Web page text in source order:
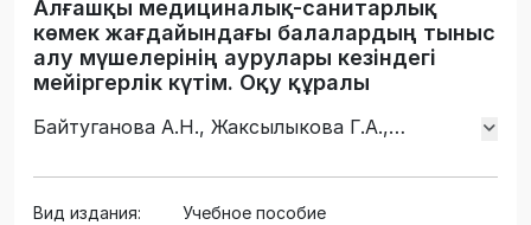
Алғашқы медициналық-санитарлық
көмек жағдайындағы балалардың тыныс
алу мүшелерінің аурулары кезіндегі
мейіргерлік күтім. Оқу құралы
Байтуганова А.Н., Жаксылыкова Г.А.,
Вид издания:
Учебное пособие